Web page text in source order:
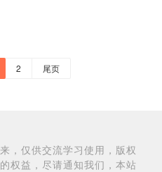
2 尾页
，仅供交流学习使用，版权
权益，尽请通知我们，本站